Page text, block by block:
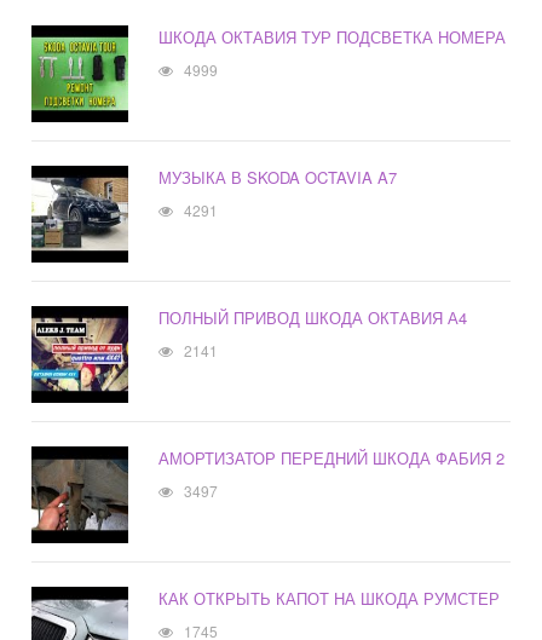
ШКОДА ОКТАВИЯ ТУР ПОДСВЕТКА НОМЕРА
4999
МУЗЫКА В SKODA OCTAVIA A7
4291
ПОЛНЫЙ ПРИВОД ШКОДА ОКТАВИЯ А4
2141
АМОРТИЗАТОР ПЕРЕДНИЙ ШКОДА ФАБИЯ 2
3497
КАК ОТКРЫТЬ КАПОТ НА ШКОДА РУМСТЕР
1745